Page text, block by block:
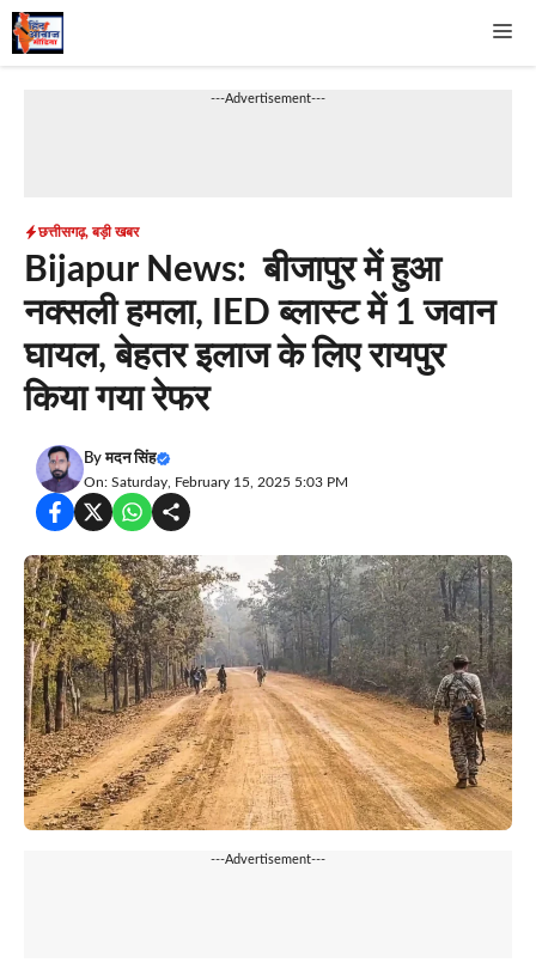
Skip
to
---Advertisement---
छत्तीसगढ़,बड़ी खबर
Bijapur News: बीजापुर में हुआ
नक्सली हमला, IED ब्लास्ट में 1 जवान
घायल, बेहतर इलाज के लिए रायपुर
किया गया रेफर
Byमदन सिंह
On: Saturday, February 15, 2025 5:03 PM
---Advertisement---